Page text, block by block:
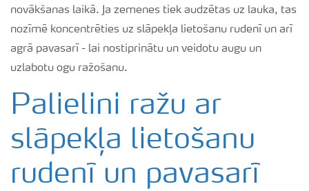
novākšanas laikā. Ja zemenes tiek audzētas uz lauka, tas
nozīmē koncentrēties uz slāpekļa lietošanu rudenī un arī
agrā pavasarī - lai nostiprinātu un veidotu augu un
uzlabotu ogu ražošanu.
Palielini ražu ar
slāpekļa lietošanu
rudenī un pavasarī